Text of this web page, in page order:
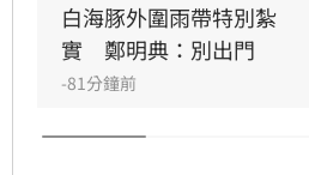
極端高溫。沿海地區風浪
6米巨浪，適逢年度大潮，
淹水。預計颱風將於9日晚
北部降雨有望在10日清晨
連假期間避免前往山區及海
白海豚外圍雨帶特別紮
實　鄭明典：別出門
-81分鐘前